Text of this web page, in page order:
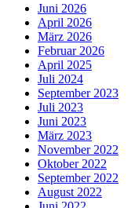
Juni 2026
April 2026
März 2026
Februar 2026
April 2025
Juli 2024
September 2023
Juli 2023
Juni 2023
März 2023
November 2022
Oktober 2022
September 2022
August 2022